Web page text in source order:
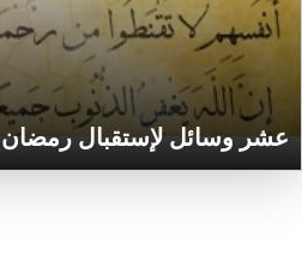
عشر وسائل لإستقبال رمضان